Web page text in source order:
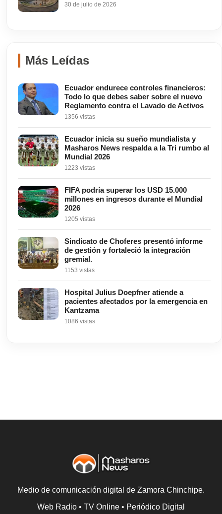
30 de julio de 2026
Más Leídas
Ecuador endurece controles financieros:
Todo lo que debes saber sobre el nuevo
Reglamento contra el Lavado de Activos
1356 vistas
Ecuador inicia su sueño mundialista y
Masharos News respalda a la Tri rumbo al
Mundial 2026
1223 vistas
FIFA podría superar los USD 15.000
millones en ingresos durante el Mundial
2026
1205 vistas
Sindicato de Choferes presentó informe
de gestión y fortaleció la integración
gremial.
1153 vistas
Hospital Julius Doepfner atiende a
pacientes afectados por la emergencia en
Kantzama
1086 vistas
Medio de comunicación digital de Zamora Chinchipe.
Web Radio • TV Online • Periódico Digital